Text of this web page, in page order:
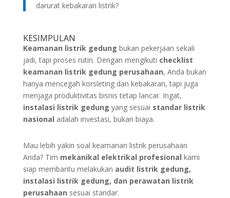
darurat kebakaran listrik?
KESIMPULAN
Keamanan listrik gedung bukan pekerjaan sekali
jadi, tapi proses rutin. Dengan mengikuti checklist
keamanan listrik gedung perusahaan, Anda bukan
hanya mencegah korsleting dan kebakaran, tapi juga
menjaga produktivitas bisnis tetap lancar. Ingat,
instalasi listrik gedung yang sesuai standar listrik
nasional adalah investasi, bukan biaya.
Mau lebih yakin soal keamanan listrik perusahaan
Anda? Tim mekanikal elektrikal profesional kami
siap membantu melakukan audit listrik gedung,
instalasi listrik gedung, dan perawatan listrik
perusahaan sesuai standar.